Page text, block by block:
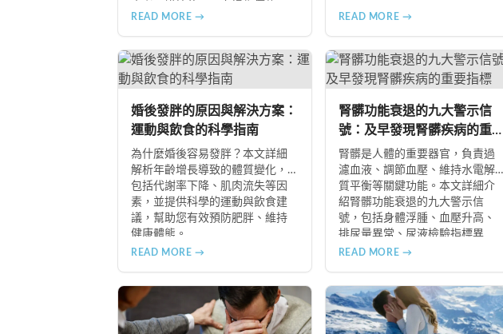
NT$12,500-12,800。
READ MORE →
B+ Complex 等天然保健品，助您
冬季有效補腎強身。
READ MORE →
婚後發胖的原因與解決方案：
運動與飲食的科學指南
為什麼婚後容易發胖？本文詳細
解析年齡增長導致的體質變化，
包括代謝率下降、肌肉流失等因
素，並提供科學的運動與飲食建
議，幫助您有效預防肥胖、維持
健康體態。
READ MORE →
腎髒功能衰退的九大警示信
號：及早發現腎髒疾病的重要
指標
腎髒是人體的重要器官，負責過
濾血液、調節血壓、維持水電解
質平衡等關鍵功能。本文詳細介
紹腎髒功能衰退的九大警示信
號，包括身體浮腫、血壓升高、
排尿量異常、尿液檢驗指標異
常、怕冷手腳冰涼、頭暈目眩伴
助您及早發現腎髒疾病的跡象，
儘快就醫檢查。
READ MORE →